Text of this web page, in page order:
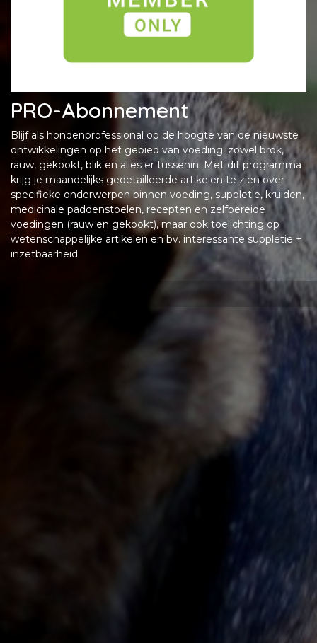
PRO-Abonnement
Blijf als hondenprofessional op de hoogte van de nieuwste
ontwikkelingen op het gebied van voeding; zowel brok,
rauw, gekookt, blik en alles er tussenin. Met dit programma
krijg je maandelijks gedetailleerde artikelen te zien over
specifieke onderwerpen binnen voeding, suppletie, kruiden,
medicinale paddenstoelen, recepten en zelfbereide
voedingen (rauw en gekookt), maar ook toelichting op
wetenschappelijke artikelen en bv. interessante suppletie +
inzetbaarheid.